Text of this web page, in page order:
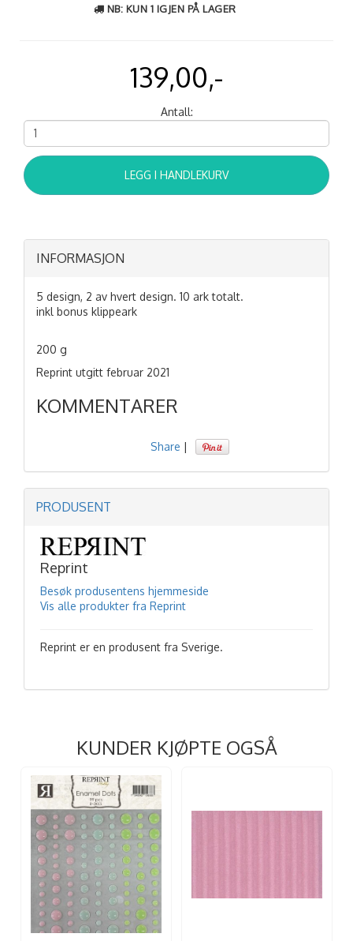
NB: KUN 1 IGJEN PÅ LAGER
139,00,-
Antall:
LEGG I HANDLEKURV
INFORMASJON
5 design, 2 av hvert design. 10 ark totalt.
inkl bonus klippeark
200 g
Reprint utgitt februar 2021
KOMMENTARER
Share |
PRODUSENT
Reprint
Besøk produsentens hjemmeside
Vis alle produkter fra Reprint
Reprint er en produsent fra Sverige.
KUNDER KJØPTE OGSÅ